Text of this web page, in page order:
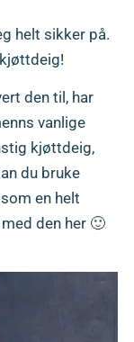
helt sikker på.
den til, har
vanlige
kjøttdeig,
du bruke
en helt
den her 🙂